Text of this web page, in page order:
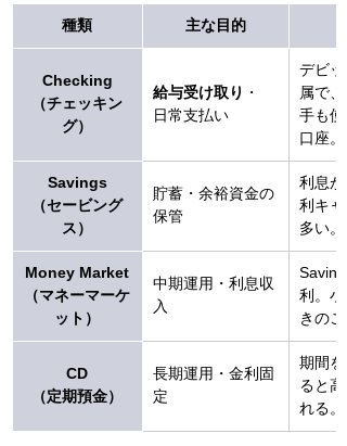
種類 主な目的
Checking
（チェッキン
グ）
給与受け取り ・
日常支払い
デビッ
属で、
手も使
口座。
Savings
（セービング
ス）
貯蓄・余裕資金の
保管
利息が
利キャ
多い。
Money Market
（マネーマーケ
ット）
中期運用・利息収
入
利。小
きのこ
CD
（定期預金）
長期運用・金利固
定
期間を
ると高
れる。